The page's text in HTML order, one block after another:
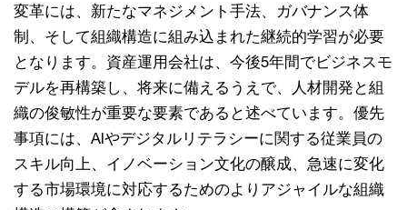
変革には、新たなマネジメント手法、ガバナンス体
制、そして組織構造に組み込まれた継続的学習が必要
となります。資産運用会社は、今後5年間でビジネスモ
デルを再構築し、将来に備えるうえで、人材開発と組
織の俊敏性が重要な要素であると述べています。優先
事項には、AIやデジタルリテラシーに関する従業員の
スキル向上、イノベーション文化の醸成、急速に変化
する市場環境に対応するためのよりアジャイルな組織